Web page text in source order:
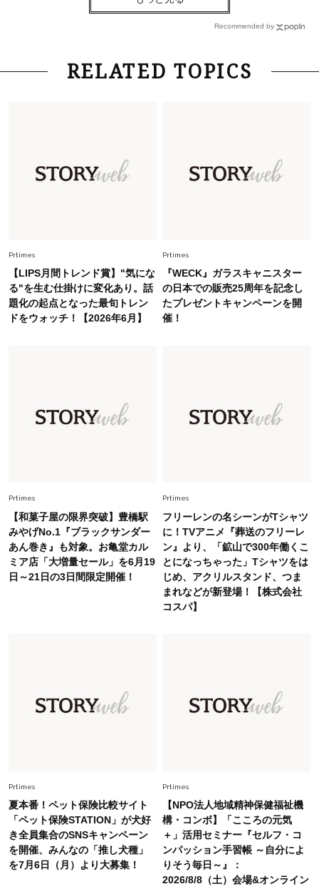
中村ゆりさん「40代になり、やっと“仕事以外の
Fashion 2026.7.16
白黒でもこんなに華やぐ！40代、夏の「甘めト
「オシャレ」も整うトレンドトップス〈4選〉
Fashion 2026.8.5
オシャレ40代の【ワンピ＆オールインワン】最
旬着こなし3選。地味見え回避のコツは「バッグ
Fashion 2026.7.9
スタイリストが本気で推す！40代がほどよく華
やぐ【甘め黒アイテム】3選
26年夏は「小ぶり」が大流行中！人と被らない
ワンピ」5選
Recommended by
RELATED TOPICS
Prtimes
【LIPS月間トレンド賞】"気にな
る"を生む仕掛けに変化あり。話
題化の起点となった最旬トレン
ドをウォッチ！【2026年6月】
Prtimes
『WECK』ガラスキャニスター
の日本での販売25周年を記念し
たプレゼントキャンペーンを開
催！
Prtimes
【和菓子屋の限界突破】豊橋駅
みやげNo.1『ブラックサンダー
あん巻き』も対象。お亀堂カル
ミア店「大増量セール」を6月19
日～21日の3日間限定開催！
Prtimes
フリーレンの名シーンがTシャツ
に！TVアニメ『葬送のフリーレ
ン』より、「鉱山で300年働くこ
とになっちゃった」Tシャツをは
じめ、アクリルスタンド、つま
まれなどが新登場！【株式会社
コスパ】
Prtimes
夏本番！ペット保険比較サイト
「ペット保険STATION」が犬好
き全員集合のSNSキャンペーン
を開催、みんなの「推し犬種」
を7月6日（月）より大募集！
Prtimes
【NPO法人地域精神保健福祉機
構・コンボ】「こころの元気
＋」活用セミナー『セルフ・コ
ンパッション手習帳 ～自分によ
りそう毎日～』：
2026/8/8（土）会場&オンライン